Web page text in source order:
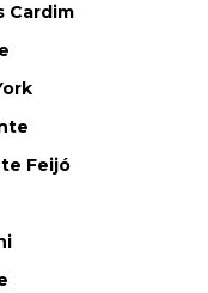
Cardim
Feijó